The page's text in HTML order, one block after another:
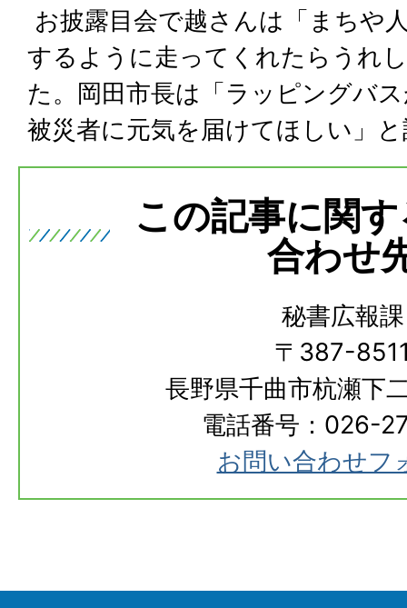
お披露目会で越さんは「まちや
するように走ってくれたらうれ
た。岡田市長は「ラッピングバ
被災者に元気を届けてほしい」
この記事に関
合わせ
秘書広報課
〒387-
長野県千曲市杭瀬下
電話番号：026-
お問い合わせフ